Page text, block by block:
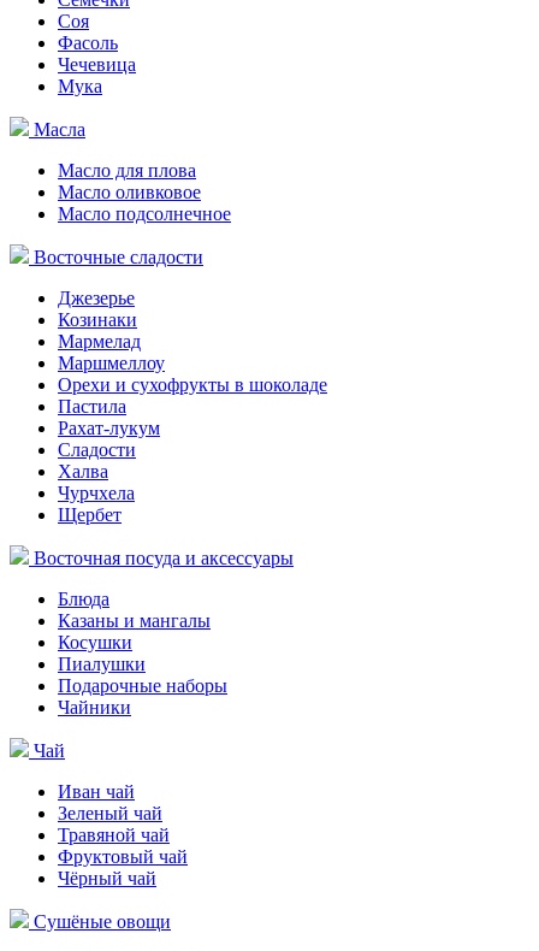
Соя
Фасоль
Чечевица
Мука
Масла
Масло для плова
Масло оливковое
Масло подсолнечное
Восточные сладости
Джезерье
Козинаки
Мармелад
Маршмеллоу
Орехи и сухофрукты в шоколаде
Пастила
Рахат-лукум
Сладости
Халва
Чурчхела
Щербет
Восточная посуда и аксессуары
Блюда
Казаны и мангалы
Косушки
Пиалушки
Подарочные наборы
Чайники
Чай
Иван чай
Зеленый чай
Травяной чай
Фруктовый чай
Чёрный чай
Сушёные овощи